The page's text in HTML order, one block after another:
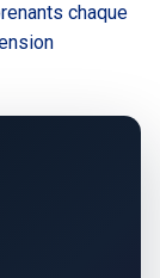
chaque